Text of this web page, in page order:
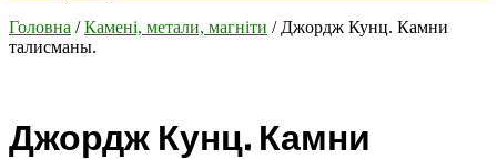
Головна /Камені, метали, магніти / Джордж Кунц. Камни
талисманы.
Джордж Кунц. Камни